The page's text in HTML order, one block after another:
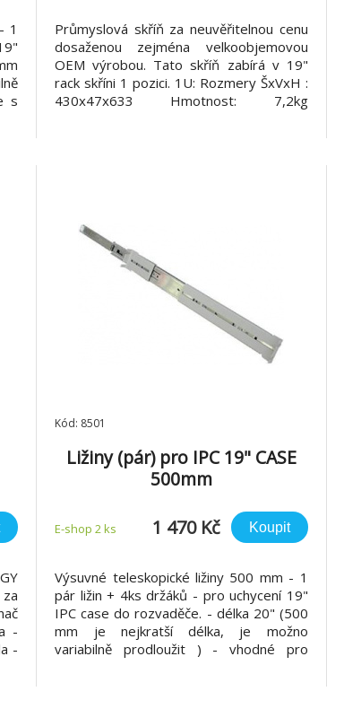
1
s
Průmyslová skříň za neuvěřitelnou cenu
dosaženou zejména velkoobjemovou
OEM výrobou. Tato skříň zabírá v 19"
rack skříni 1 pozici. 1U: Rozmery ŠxVxH :
430x47x633 Hmotnost: 7,2kg
-
-
Kód: 8501
Ližiny (pár) pro IPC 19" CASE
500mm
E-shop 2 ks 1 470 Kč Koupit
Výsuvné teleskopické ližiny 500 mm - 1
pár ližin + 4ks držáků - pro uchycení 19"
IPC case do rozvaděče. - délka 20" (500
mm je nejkratší délka, je možno
variabilně prodloužit ) - vhodné pro